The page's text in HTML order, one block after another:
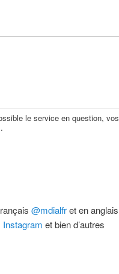
le service en question, vos
@mdialfret en anglais
Instagram et bien d’autres